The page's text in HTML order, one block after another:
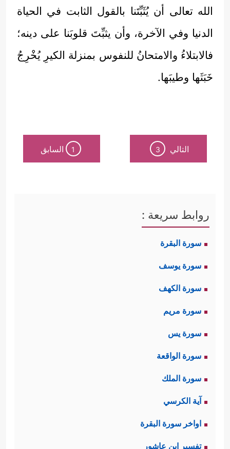
الله تعالى أن يُثَبِّتَنا بالقول الثابت في الحياة
الدنيا وفي الآخرة، وأن يثبِّتَ قلوبَنا على دينه؛
فالابتلاءُ والامتحانُ للنفوس بمنزلة الكيرِ يُخْرِجُ
خَبَثَها وطيبَها.
التالي 3
1 السابق
روابط سريعة :
سورة البقرة
سورة يوسف
سورة الكهف
سورة مريم
سورة يس
سورة الواقعة
سورة الملك
آية الكرسي
اواخر سورة البقرة
تفسير ابن عاشور